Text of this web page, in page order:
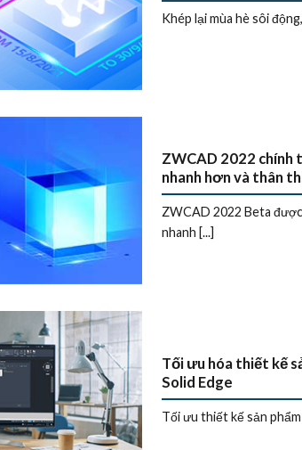
Khép lại mùa hè sôi
ZWCAD 2022 chính
nhanh hơn và thân
ZWCAD 2022 Beta
nhanh [...]
Tối ưu hóa thiết kế
Solid Edge
Tối ưu thiết kế sản